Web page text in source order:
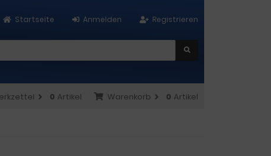
Registrieren
Anmelden
Startseite
Warenkorb 0 Artikel
0 Artikel